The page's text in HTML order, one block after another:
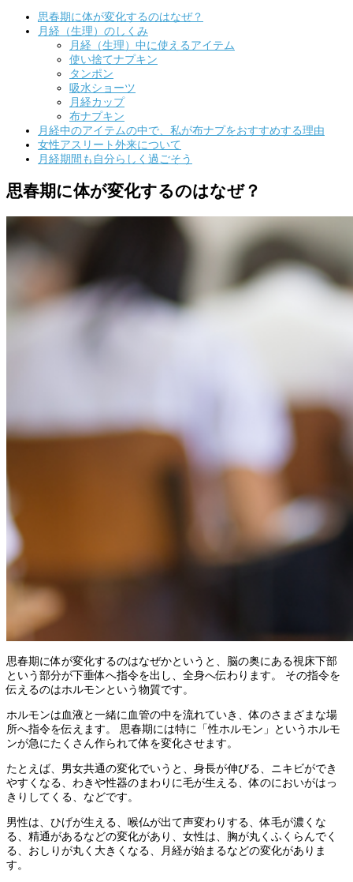
思春期に体が変化するのはなぜ？
月経（生理）のしくみ
月経（生理）中に使えるアイテム
使い捨てナプキン
タンポン
吸水ショーツ
月経カップ
布ナプキン
月経中のアイテムの中で、私が布ナプをおすすめする理由
女性アスリート外来について
月経期間も自分らしく過ごそう
思春期に体が変化するのはなぜ？
思春期に体が変化するのはなぜかというと、脳の奥にある視床下部
という部分が下垂体へ指令を出し、全身へ伝わります。 その指令を
伝えるのはホルモンという物質です。
ホルモンは血液と一緒に血管の中を流れていき、体のさまざまな場
所へ指令を伝えます。 思春期には特に「性ホルモン」というホルモ
ンが急にたくさん作られて体を変化させます。
たとえば、男女共通の変化でいうと、身長が伸びる、ニキビができ
やすくなる、わきや性器のまわりに毛が生える、体のにおいがはっ
きりしてくる、などです。
男性は、ひげが生える、喉仏が出て声変わりする、体毛が濃くな
る、精通があるなどの変化があり、女性は、胸が丸くふくらんでく
る、おしりが丸く大きくなる、月経が始まるなどの変化がありま
す。